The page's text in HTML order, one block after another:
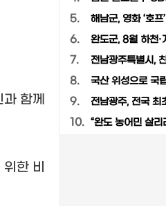
과 함께
한 비
5. 해남군, 영화 ‘호프
6. 완도군, 8월 하천·
7. 전남광주특별시,
8. 국산 위성으로 국
9. 전남광주, 전국 최
10. “완도 농어민 살리